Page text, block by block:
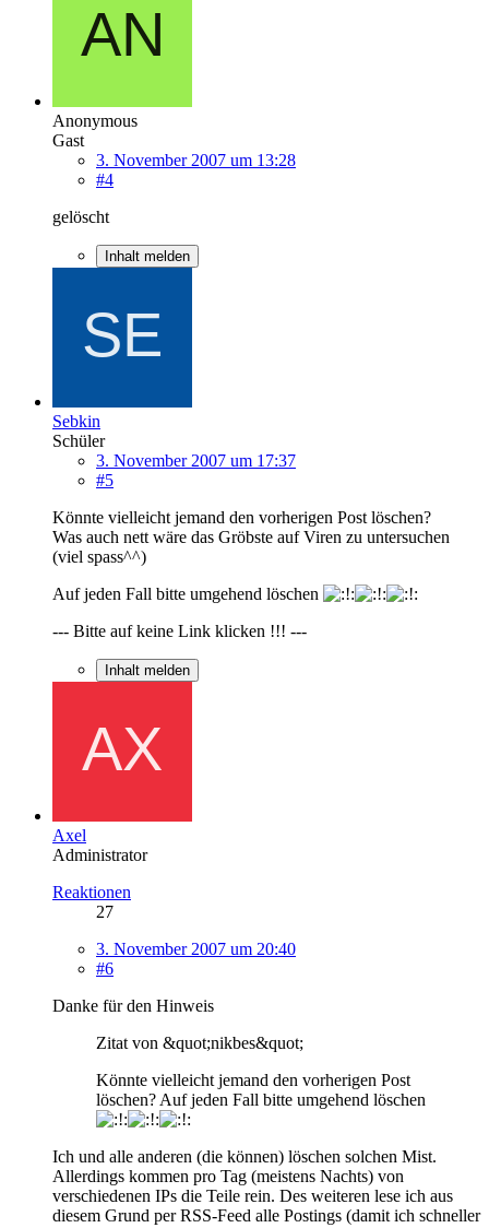
Anonymous
Gast
3. November 2007 um 13:28
#4
gelöscht
Inhalt melden
Sebkin
Schüler
3. November 2007 um 17:37
#5
Könnte vielleicht jemand den vorherigen Post löschen?
Was auch nett wäre das Gröbste auf Viren zu untersuchen
(viel spass^^)
Auf jeden Fall bitte umgehend löschen
--- Bitte auf keine Link klicken !!! ---
Inhalt melden
Axel
Administrator
Reaktionen
27
3. November 2007 um 20:40
#6
Danke für den Hinweis
Zitat von &quot;nikbes&quot;
Könnte vielleicht jemand den vorherigen Post
löschen? Auf jeden Fall bitte umgehend löschen
Ich und alle anderen (die können) löschen solchen Mist.
Allerdings kommen pro Tag (meistens Nachts) von
verschiedenen IPs die Teile rein. Des weiteren lese ich aus
diesem Grund per RSS-Feed alle Postings (damit ich schneller